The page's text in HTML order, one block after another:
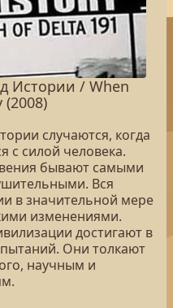
Истории / When
случаются, когда
с силой человека.
бывают самыми
Вся
в значительной мере
изменениями.
достигают в
Они толкают
научным и